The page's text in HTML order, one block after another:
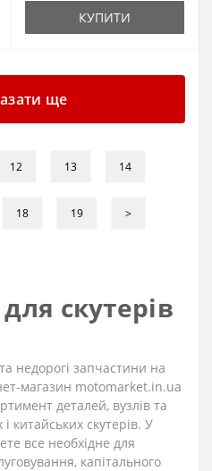
КУПИТИ
ще
12 13 14
18 19 >
скутерів
недорогі запчастини на
магазин motomarket.in.ua
деталей, вузлів та
китайських скутерів. У
все необхідне для
капітального